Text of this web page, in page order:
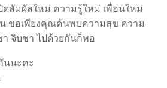
ดสัมผัสใหม่ ความรู้ใหม่ เพื่อนใหม่
น ขอเพียงคุณค้นพบความสุข ความ
จิบชา ไปด้วยกันก็พอ
นนะคะ